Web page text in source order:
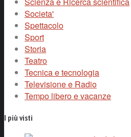
Societa'
Spettacolo
Sport
Storia
Teatro
Tecnica e tecnologia
Televisione e Radio
Tempo libero e vacanze
I più visti